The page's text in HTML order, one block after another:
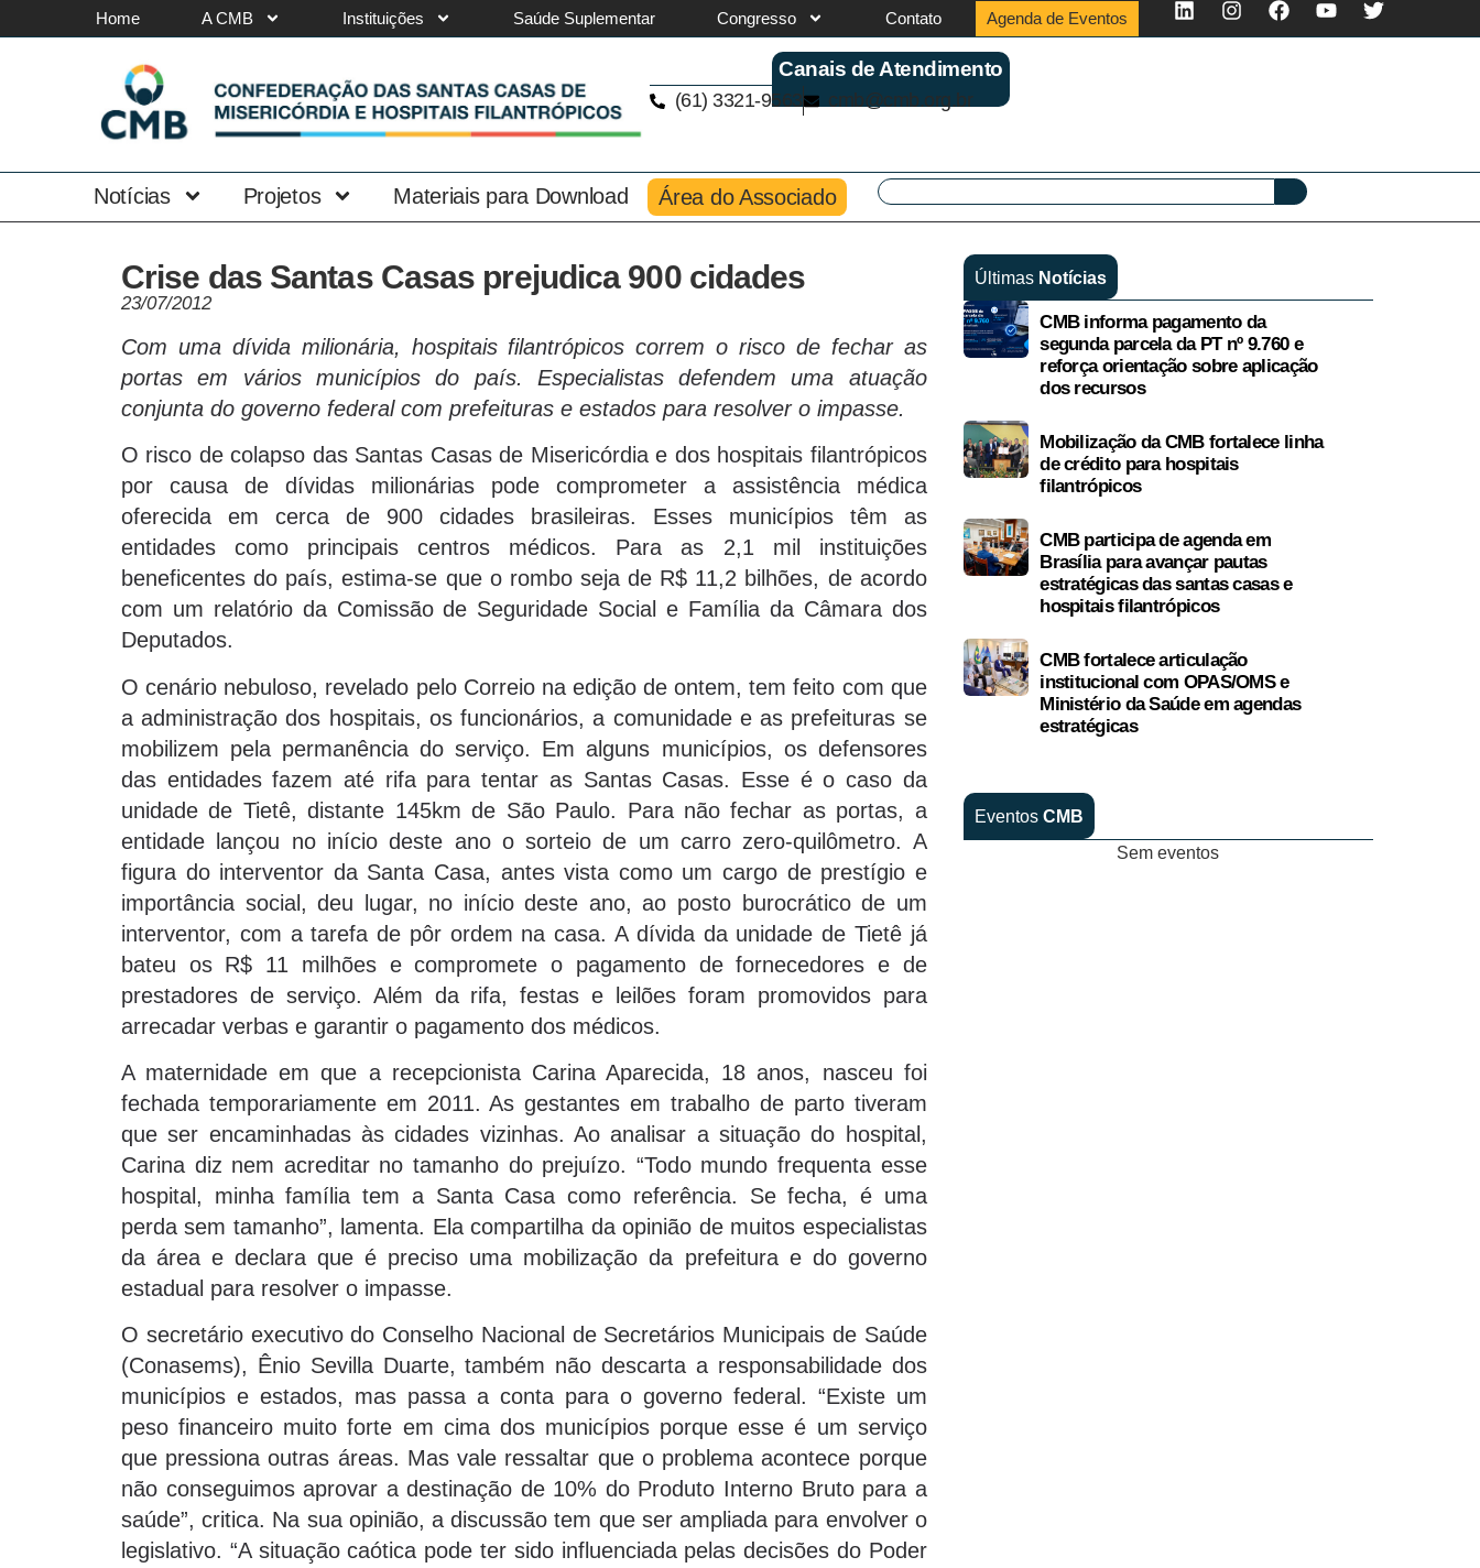
Home A CMB Instituições Saúde Suplementar Congresso Contato Agenda de Eventos
Canais de Atendimento
(61) 3321-9563 cmb@cmb.org.br
Notícias Projetos Materiais para Download Área do Associado
Crise das Santas Casas prejudica 900 cidades
23/07/2012
Com uma dívida milionária, hospitais filantrópicos correm o risco de fechar as
portas em vários municípios do país. Especialistas defendem uma atuação
conjunta do governo federal com prefeituras e estados para resolver o impasse.
O risco de colapso das Santas Casas de Misericórdia e dos hospitais filantrópicos
por causa de dívidas milionárias pode comprometer a assistência médica
oferecida em cerca de 900 cidades brasileiras. Esses municípios têm as
entidades como principais centros médicos. Para as 2,1 mil instituições
beneficentes do país, estima-se que o rombo seja de R$ 11,2 bilhões, de acordo
com um relatório da Comissão de Seguridade Social e Família da Câmara dos
Deputados.
O cenário nebuloso, revelado pelo Correio na edição de ontem, tem feito com que
a administração dos hospitais, os funcionários, a comunidade e as prefeituras se
mobilizem pela permanência do serviço. Em alguns municípios, os defensores
das entidades fazem até rifa para tentar as Santas Casas. Esse é o caso da
unidade de Tietê, distante 145km de São Paulo. Para não fechar as portas, a
entidade lançou no início deste ano o sorteio de um carro zero-quilômetro. A
figura do interventor da Santa Casa, antes vista como um cargo de prestígio e
importância social, deu lugar, no início deste ano, ao posto burocrático de um
interventor, com a tarefa de pôr ordem na casa. A dívida da unidade de Tietê já
bateu os R$ 11 milhões e compromete o pagamento de fornecedores e de
prestadores de serviço. Além da rifa, festas e leilões foram promovidos para
arrecadar verbas e garantir o pagamento dos médicos.
A maternidade em que a recepcionista Carina Aparecida, 18 anos, nasceu foi
fechada temporariamente em 2011. As gestantes em trabalho de parto tiveram
que ser encaminhadas às cidades vizinhas. Ao analisar a situação do hospital,
Carina diz nem acreditar no tamanho do prejuízo. “Todo mundo frequenta esse
hospital, minha família tem a Santa Casa como referência. Se fecha, é uma
perda sem tamanho”, lamenta. Ela compartilha da opinião de muitos especialistas
da área e declara que é preciso uma mobilização da prefeitura e do governo
estadual para resolver o impasse.
O secretário executivo do Conselho Nacional de Secretários Municipais de Saúde
(Conasems), Ênio Sevilla Duarte, também não descarta a responsabilidade dos
municípios e estados, mas passa a conta para o governo federal. “Existe um
peso financeiro muito forte em cima dos municípios porque esse é um serviço
que pressiona outras áreas. Mas vale ressaltar que o problema acontece porque
não conseguimos aprovar a destinação de 10% do Produto Interno Bruto para a
saúde”, critica. Na sua opinião, a discussão tem que ser ampliada para envolver o
legislativo. “A situação caótica pode ter sido influenciada pelas decisões do Poder
Últimas Notícias
CMB informa pagamento da
segunda parcela da PT nº 9.760 e
reforça orientação sobre aplicação
dos recursos
Mobilização da CMB fortalece linha
de crédito para hospitais
filantrópicos
CMB participa de agenda em
Brasília para avançar pautas
estratégicas das santas casas e
hospitais filantrópicos
CMB fortalece articulação
institucional com OPAS/OMS e
Ministério da Saúde em agendas
estratégicas
Eventos CMB
Sem eventos